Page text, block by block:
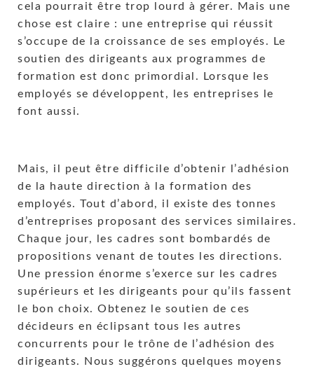
cela pourrait être trop lourd à gérer. Mais une
chose est claire : une entreprise qui réussit
s’occupe de la croissance de ses employés. Le
soutien des dirigeants aux programmes de
formation est donc primordial. Lorsque les
employés se développent, les entreprises le
font aussi.
Mais, il peut être difficile d’obtenir l’adhésion
de la haute direction à la formation des
employés. Tout d’abord, il existe des tonnes
d’entreprises proposant des services similaires.
Chaque jour, les cadres sont bombardés de
propositions venant de toutes les directions.
Une pression énorme s’exerce sur les cadres
supérieurs et les dirigeants pour qu’ils fassent
le bon choix. Obtenez le soutien de ces
décideurs en éclipsant tous les autres
concurrents pour le trône de l’adhésion des
dirigeants. Nous suggérons quelques moyens